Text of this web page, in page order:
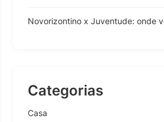
Novorizontino x Juventude: onde
Categorias
Casa